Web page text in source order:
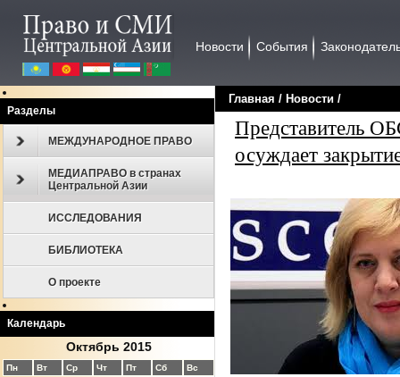
Новости События
Разделы
МЕЖДУНАРОДНОЕ ПРАВО
МЕДИАПРАВО в странах
Центральной Азии
ИССЛЕДОВАНИЯ
БИБЛИОТЕКА
О проекте
Календарь
Октябрь 2015
Пн Вт Ср Чт Пт Сб Вс
Главная / Новости /
Представитель
осуждает